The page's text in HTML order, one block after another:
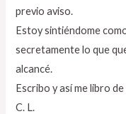
previo aviso.
Estoy sintiéndome
secretamente lo que
alcancé.
Escribo y así me libro
C. L.